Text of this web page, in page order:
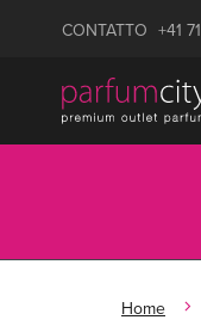
CONTATTO +41
Home